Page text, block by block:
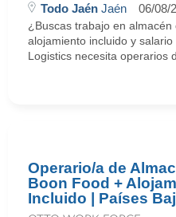
Todo Jaén Jaén 06/08/
¿Buscas trabajo en
alojamiento incluido y
Logistics necesita operarios
Operario/a de
Boon Food +
Incluido | Países